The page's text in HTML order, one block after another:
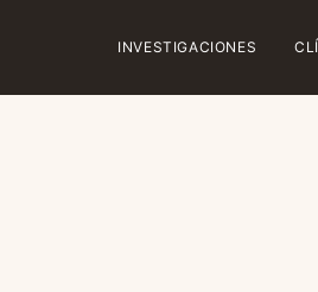
INVESTIGACIONES